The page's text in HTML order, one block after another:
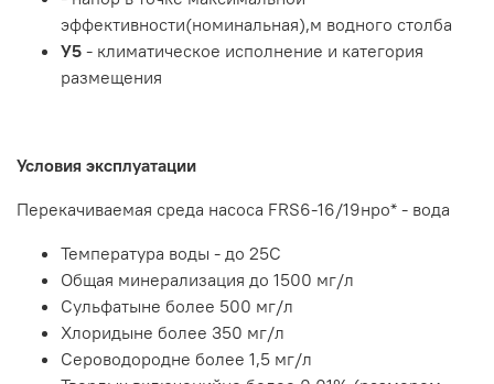
эффективности(номинальная),м водного столба
У5 - климатическое исполнение и категория
размещения
Условия эксплуатации
Перекачиваемая среда насоса FRS6-16/19нро* - вода
Температура воды - до 25С
Общая минерализация до 1500 мг/л
Сульфатыне более 500 мг/л
Хлоридыне более 350 мг/л
Сероводородне более 1,5 мг/л